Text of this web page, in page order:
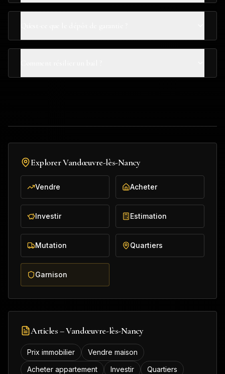
ExplorerVandœuvre-lès-Nancy
Vendre Acheter
Investir Estimation
Mutation Quartiers
Garnison
Articles –Vandœuvre-lès-Nancy
Prix immobilier
Vendre maison
Acheter appartement
Investir
Quartiers